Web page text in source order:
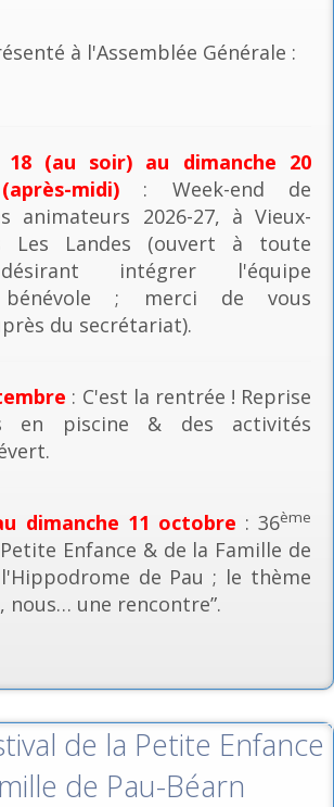
à l'Assemblée Générale :
18 (au soir) au dimanche 20
midi): Week-end de
animateurs 2026-27, à Vieux-
Les Landes (ouvert à toute
intégrer l'équipe
bénévole ; merci de vous
du secrétariat).
: C'est la rentrée ! Reprise
en piscine & des activités
dimanche 11 octobre : 36ème
Enfance & de la Famille de
de Pau ; le thème
nous… une rencontre”.
de la Petite Enfance
de Pau-Béarn